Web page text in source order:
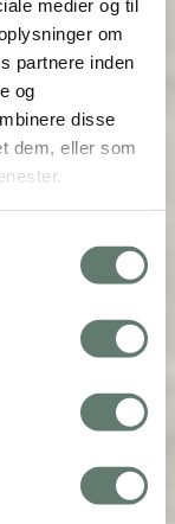
medier og til
om
partnere inden
og
disse
dem, eller som